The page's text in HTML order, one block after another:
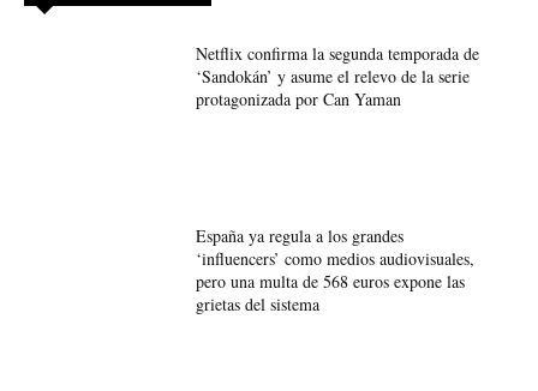
Netflix confirma la segunda temporada de
‘Sandokán’ y asume el relevo de la serie
protagonizada por Can Yaman
España ya regula a los grandes
‘influencers’ como medios audiovisuales,
pero una multa de 568 euros expone las
grietas del sistema